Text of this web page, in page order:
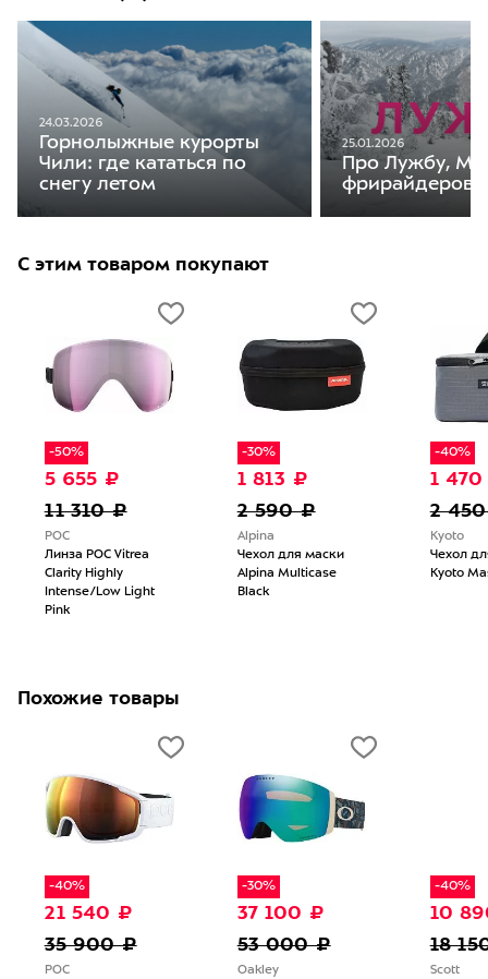
24.03.2026
Горнолыжные курорты
Чили: где кататься по
снегу летом
25.01.2026
Про Лужбу,
фрирайдеров
С этим товаром покупают
-50%
5 655 ₽
11 310 ₽
POC
Линза POC Vitrea
Clarity Highly
Intense/Low Light
Pink
-30%
1 813 ₽
2 590 ₽
Alpina
Чехол для маски
Alpina Multicase
Black
-40%
1
2
Kyoto
Чехол
Kyoto
Похожие товары
-40%
21 540 ₽
35 900 ₽
POC
-30%
37 100 ₽
53 000 ₽
Oakley
-40%
10
18
Scott